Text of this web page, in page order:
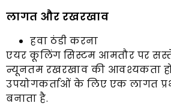
लागत और रखरखाव
हवा ठंडी करना
एयर कूलिंग सिस्टम आमतौर पर
न्यूनतम रखरखाव की आवश्यकता
उपयोगकर्ताओं के लिए एक लागत
बनाता है.